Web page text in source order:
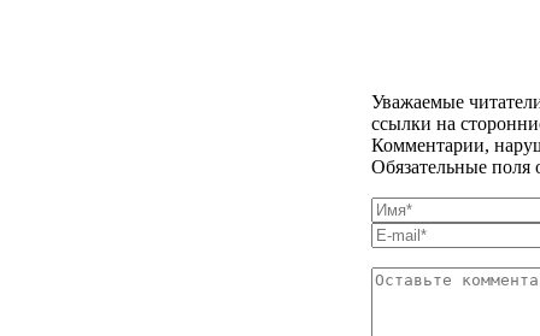
Уважаемые
ссылки на
Комментарии,
Обязательные поля